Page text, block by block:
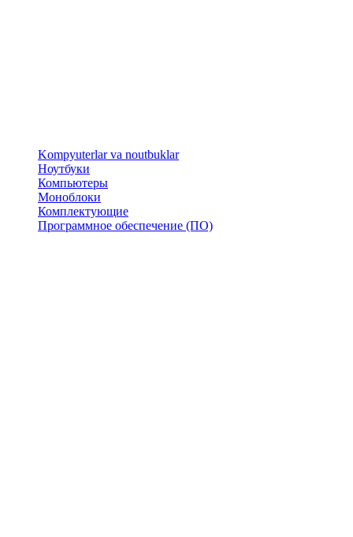
​Kompyuterlar va noutbuklar
Ноутбуки
Компьютеры
Моноблоки
Комплектующие
Программное обеспечение (ПО)